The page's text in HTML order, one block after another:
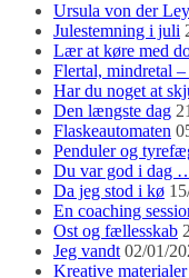
Ursula von der
Julestemning i juli
Lær at køre med
Flertal, mindretal –
Har du noget at
Den længste dag
Flaskeautomaten
Penduler og
Du var god i dag
Da jeg stod i kø
En coaching
Ost og fællesskab
Jeg vandt 02/01/
Kreative materialer